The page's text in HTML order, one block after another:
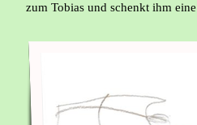
zum Tobias und schenkt ihm